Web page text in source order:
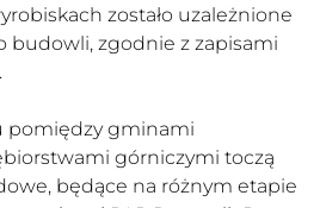
zostało uzależnione
budowli, zgodnie z zapisami
pomiędzy gminami
górniczymi toczą
będące na różnym etapie